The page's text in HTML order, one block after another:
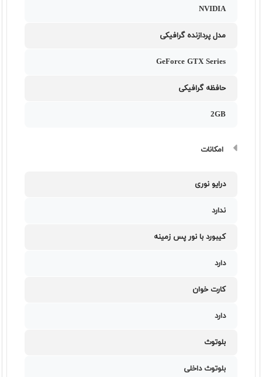
NVIDIA
مدل پردازنده گرافیکی
GeForce GTX Series
حافظه گرافیکی
2GB
امکانات
درایو نوری
ندارد
کیبورد با نور پس زمینه
دارد
کارت خوان
دارد
بلوتوث
بلوتوث داخلی